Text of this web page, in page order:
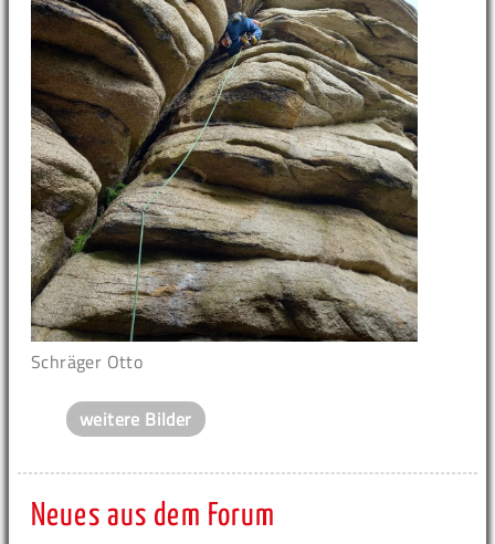
Schräger Otto
weitere Bilder
Neues aus dem Forum